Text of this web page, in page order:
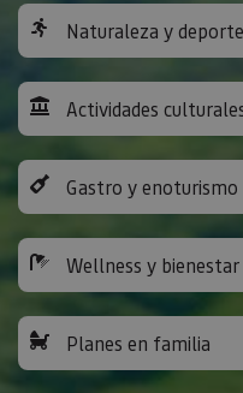
Naturaleza y deporte
Actividades
Gastro y enoturismo
Wellness y bienestar
Planes en familia